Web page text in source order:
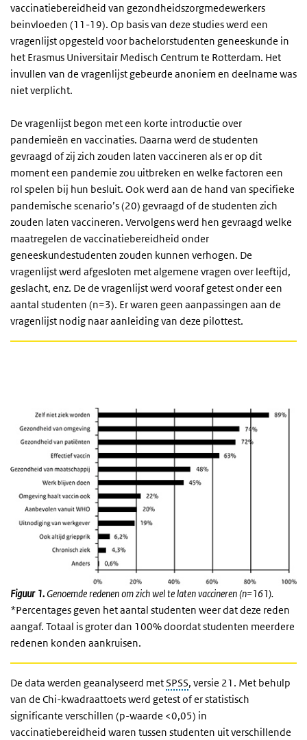
vaccinatiebereidheid van gezondheidszorgmedewerkers
beinvloeden (11-19). Op basis van deze studies werd een
vragenlijst opgesteld voor bachelorstudenten geneeskunde in
het Erasmus Universitair Medisch Centrum te Rotterdam. Het
invullen van de vragenlijst gebeurde anoniem en deelname was
niet verplicht.
De vragenlijst begon met een korte introductie over
pandemieën en vaccinaties. Daarna werd de studenten
gevraagd of zij zich zouden laten vaccineren als er op dit
moment een pandemie zou uitbreken en welke factoren een
rol spelen bij hun besluit. Ook werd aan de hand van specifieke
pandemische scenario’s (20) gevraagd of de studenten zich
zouden laten vaccineren. Vervolgens werd hen gevraagd welke
maatregelen de vaccinatiebereidheid onder
geneeskundestudenten zouden kunnen verhogen. De
vragenlijst werd afgesloten met algemene vragen over leeftijd,
geslacht, enz. De de vragenlijst werd vooraf getest onder een
aantal studenten (n=3). Er waren geen aanpassingen aan de
vragenlijst nodig naar aanleiding van deze pilottest.
Figuur 1. Genoemde redenen om zich wel te laten vaccineren (n=161).
*Percentages geven het aantal studenten weer dat deze reden
aangaf. Totaal is groter dan 100% doordat studenten meerdere
redenen konden aankruisen.
De data werden geanalyseerd metSPSS, versie 21. Met behulp
van de Chi-kwadraattoets werd getest of er statistisch
significante verschillen (p-waarde <0,05) in
vaccinatiebereidheid waren tussen studenten uit verschillende